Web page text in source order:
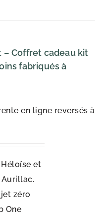
– Coffret cadeau kit
fabriqués à
en ligne reversés à
et
zéro
One